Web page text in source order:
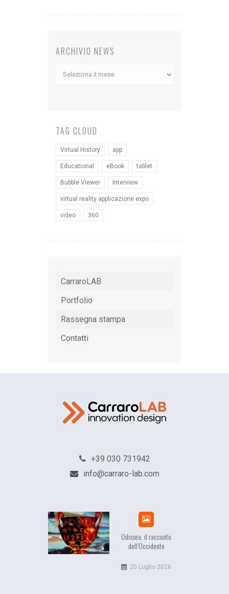
ARCHIVIO NEWS
Archivio
TAG CLOUD
Virtual History app
Educational eBook tablet
Bubble Viewer Interview
virtual reality applicazione expo
video 360
CarraroLAB
Portfolio
Rassegna stampa
Contatti
+39 030 731942
info@carraro-lab.com
Odissea, il racconto
dell’Occidente
EuropCOM: digital kit